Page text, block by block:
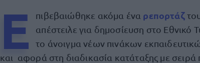
Ε πιβεβαιώθηκε ακόμα ένα ρεπορτάζ
απέστειλε για δημοσίευση στο
το άνοιγμα νέων πινάκων
και αφορά στη διαδικασία κατάταξης με σειρά